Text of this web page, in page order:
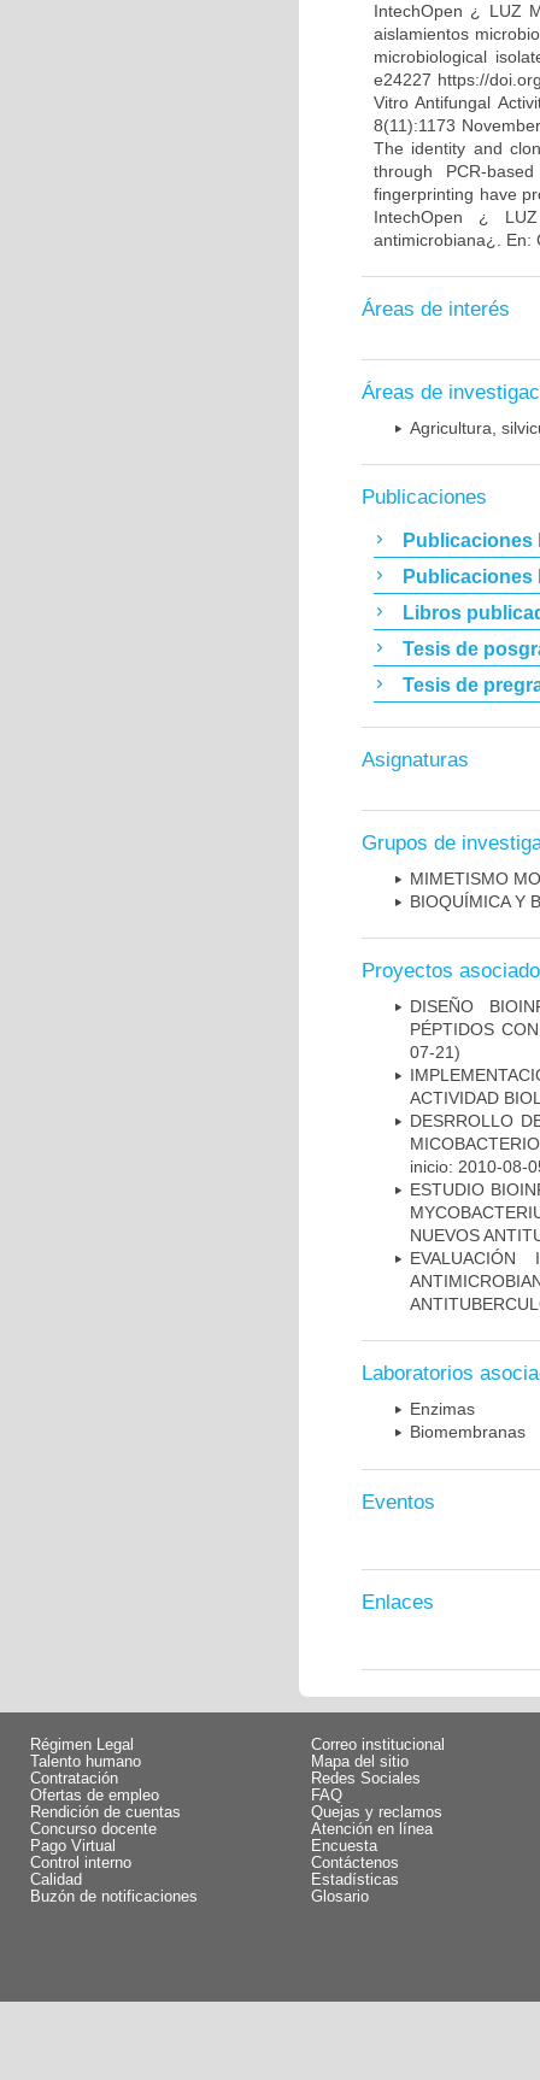
IntechOpen ¿ LUZ
aislamientos
microbiological
e24227 https://
Vitro Antifungal
8(11):1173
The identity and
through PCR-
fingerprinting have
IntechOpen ¿
antimicrobiana¿. En:
Áreas de interés
Áreas de
Agricultura,
Publicaciones
Publicaciones
Publicaciones
Libros
Tesis de
Tesis de
Asignaturas
Grupos de
MIMETISMO
BIOQUÍMICA Y
Proyectos
DISEÑO
PÉPTIDOS
07-21)
ACTIVIDAD
DESRROLLO
inicio: 2010-08-
ESTUDIO
NUEVOS
Laboratorios
Enzimas
Biomembranas
Eventos
Enlaces
Régimen Legal
Talento humano
Contratación
Ofertas de empleo
Rendición de cuentas
Concurso docente
Pago Virtual
Control interno
Calidad
Buzón de notificaciones
Correo institucional
Mapa del sitio
Redes Sociales
FAQ
Quejas y reclamos
Atención en línea
Encuesta
Contáctenos
Estadísticas
Glosario